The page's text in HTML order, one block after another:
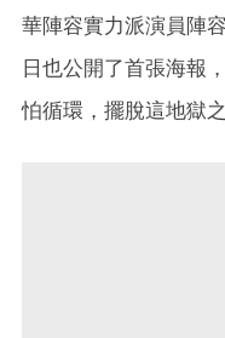
華陣容實力派演員陣
日也公開了首張海報
怕循環，擺脫這地獄